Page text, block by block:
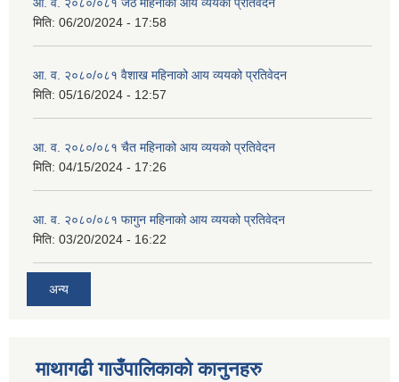
मिति: 06/20/2024 - 17:58
आ. व. २०८०/०८१ वैशाख महिनाको आय व्ययको प्रतिवेदन
मिति: 05/16/2024 - 12:57
आ. व. २०८०/०८१ चैत महिनाको आय व्ययको प्रतिवेदन
मिति: 04/15/2024 - 17:26
आ. व. २०८०/०८१ फागुन महिनाको आय व्ययको प्रतिवेदन
मिति: 03/20/2024 - 16:22
अन्य
माथागढी गाउँपालिकाको कानुनहरु